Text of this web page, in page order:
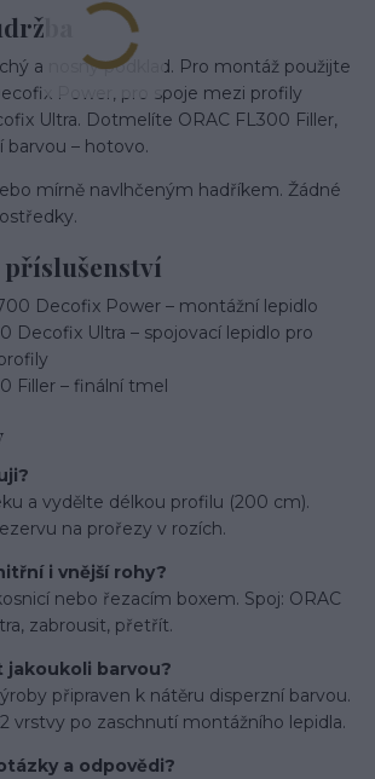
a nosný podklad. Pro montáž použijte
Power, pro spoje mezi profily
Ultra. Dotmelíte ORAC FL300 Filler,
– hotovo.
mírně navlhčeným hadříkem. Žádné
příslušenství
Decofix Power – montážní lepidlo
Decofix Ultra – spojovací lepidlo pro
Filler – finální tmel
a vydělte délkou profilu (200 cm).
na prořezy v rozích.
i vnější rohy?
nebo řezacím boxem. Spoj: ORAC
zabrousit, přetřít.
barvou?
připraven k nátěru disperzní barvou.
vrstvy po zaschnutí montážního lepidla.
a odpovědi?